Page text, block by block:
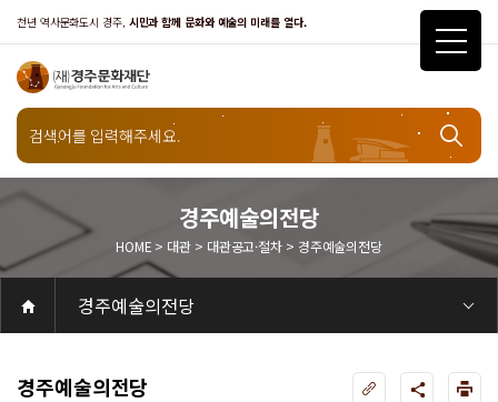
천년 역사문화도시 경주, 시민과 함께 문화와 예술의 미래를 열다.
경주예술의전당
HOME > 대관 > 대관공고·절차 > 경주예술의전당
대관공고·절차
경주예술의전당
공연
공연일정
객석안내
화랑홀
화랑홀 2층
화랑홀 3층
원화홀
티켓안내
티켓안내
티켓예매
티켓수령
할인규정
취소·환불규정
문화나눔티켓
공연예절·서비스
공연장 관람예절
공연장 편의서비스
전시
전시일정
현재전시
예정전시
지난전시
전시연계교육신청
알천미술관소장품
전시예절·서비스
미술관 관람예절
미술관 편의서비스
아카데미
교육일정
문화행사
행사일정
행사소개
경주 대릉원돌담길 축제
국제경주역사문화포럼
금속공예관
경주 e스포츠 페스티벌
돗자리피크닉
국제경주역사문화포럼
교촌문화공연 신라오기
신라문화제
국제뮤직페스티벌
경주문화관1918
교촌버스킹
지역예술인 지원사업
봉황대 뮤직스퀘어
경주국악여행
제야의 종 타종식
한수원아트페스티벌
한복문화주간
동아시아 문화도시
MyK FESTA in 경주
경주시 관광기념품 공모전
뉴스
갤러리
대관
대관공고·절차
경주예술의전당
경주문화관1918
대관운영조례
운영조례
경주예술의전당
운영규칙
공연장 및 부대시설
알천미술관
경주문화관1918
사용료
경주예술의전당
경주문화관1918
대관신청
경주예술의전당
경주문화관1918
시설소개
경주예술의전당
시설소개
공연장
화랑홀
원화홀
알천미술관
기타시설
경주문화관1918
시립예술단
시립극단
시립극단 소개
단원현황
시립합창단
시립합창단 소개
단원현황
시립신라고취대
시립신라고취대 소개
단원현황
연간일정
열린마당
공지사항
공지사항
입찰정보
채용정보
자료실
홍보·보도자료
서식·매뉴얼
웹진
Q&A
FAQ
가입 및 정보
공연
전시
아카데미
대관
기타
질문과답변
우수고객
회원안내 · 혜택
우수고객
경주문화재단
인사말
재단소개
비전전략
사업안내
연혁
재단CI
조직도
ESG 윤리·경영
ESG경영 선언문
인권경영선언문
임직원행동강령
문화서비스윤리헌장
통합신고센터
경영공시
경영목표 예산서 운영계획
결산서
임원 및 운영인력 현황 인건비 예산 집행현황
경영실적
외부기관 감사
기타공시
계약현황
기부금현황
업무추진비 복리후생비 내역
오시는길
경주예술의전당
경주문화관1918
신라금속공예관
경주예술의전당